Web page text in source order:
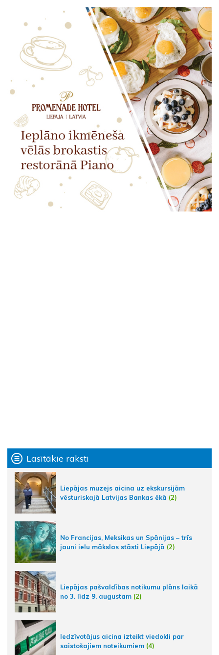
Lasītākie raksti
Liepājas muzejs aicina uz ekskursijām
vēsturiskajā Latvijas Bankas ēkā (2)
No Francijas, Meksikas un Spānijas – trīs
jauni ielu mākslas stāsti Liepājā (2)
Liepājas pašvaldības notikumu plāns laikā
no 3. līdz 9. augustam (2)
Iedzīvotājus aicina izteikt viedokli par
saistošajiem noteikumiem (4)